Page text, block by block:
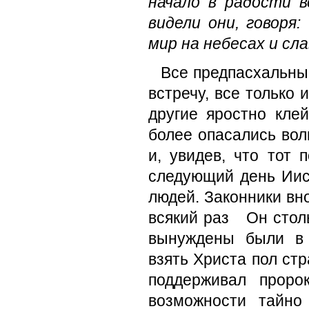
видели они,
мир на небесах и
Все
встречу, все
другие яростно
более опасались
и, увидев, что тот
следующий день
людей. Законники
всякий раз Он
вынуждены были в
взять Христа пол
поддерживал
возможности